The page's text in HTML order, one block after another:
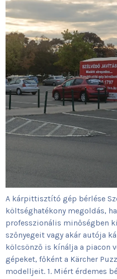
A kárpittisztító gép bérlése
költséghatékony megoldás,
professzionális minőségben
szőnyegeit vagy akár autója
kölcsönző is kínálja a piacon
gépeket, főként a Kärcher
modelljeit. 1. Miért érdemes